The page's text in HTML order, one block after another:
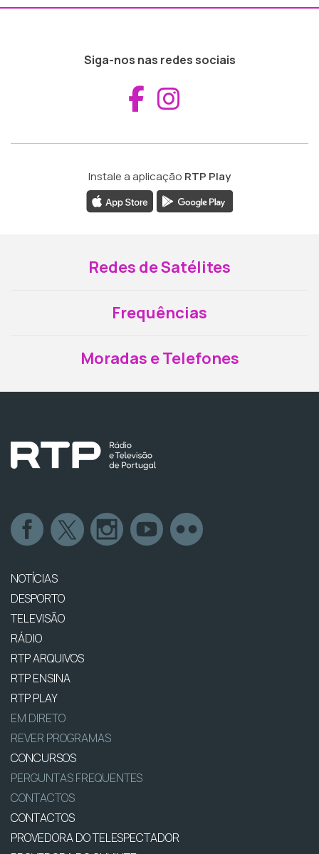
Siga-nos nas redes sociais
Aceder ao
Instale a aplicação RTP Play
Redes de Satélites
Frequências
Moradas e Telefones
NOTÍCIAS
DESPORTO
TELEVISÃO
RÁDIO
RTP ARQUIVOS
RTP ENSINA
RTP PLAY
EM DIRETO
REVER PROGRAMAS
CONCURSOS
PERGUNTAS FREQUENTES
CONTACTOS
CONTACTOS
PROVEDORA DO TELESPECTADOR